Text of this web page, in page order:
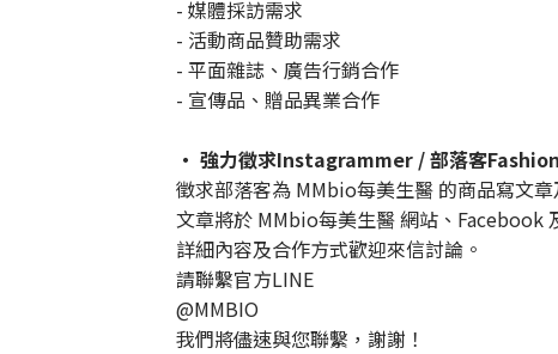
- 媒體採訪需求
- 活動商品贊助需求
- 平面雜誌、廣告行銷合作
- 宣傳品、贈品異業合作
・ 強力徵求Instagrammer / 部落客
徵求部落客為 MMbio每美生醫 的商品寫文
文章將於 MMbio每美生醫 網站、Facebook
詳細內容及合作方式歡迎來信討論。
請聯繫官方LINE
@MMBIO
我們將儘速與您聯繫，謝謝！